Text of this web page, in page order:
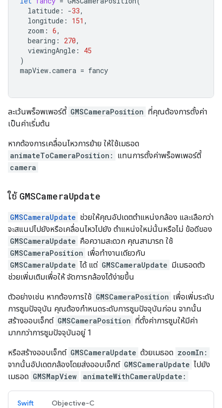
latitude : -33,
longitude : 151 ,
zoom : 6,
bearing : 270,
viewingAngle :
45
)
mapView.camera = fancy
ละเว้นพร็อพเพอร์ตี้ GMSCameraPosition ที่คุณต้องการตั้งค่า
เป็นค่าเริ่มต้น
หากต้องการเคลื่อนไหวการย้าย ให้ใช้เมธอด
animateToCameraPosition:
แทนการตั้งค่าพร็อพเพอร์ตี้
camera
ใช้ GMSCameraUpdate
GMSCameraUpdate ช่วยให้คุณอัปเดตตำแหน่งกล้อง และเลือกว่า
จะสแนปไปยังหรือเคลื่อนไหวไปยัง ตำแหน่งใหม่นั้นหรือไม่ ข้อดีของ
GMSCameraUpdate คือความสะดวก คุณสามารถ ใช้
GMSCameraPosition เพื่อทำงานเดียวกับ
GMSCameraUpdate ได้ แต่ GMSCameraUpdate มีเมธอดตัว
ช่วยเพิ่มเติมเพื่อให้ จัดการกล้องได้ง่ายขึ้น
ตัวอย่างเช่น หากต้องการใช้ GMSCameraPosition เพื่อเพิ่มระดับ
การซูมปัจจุบัน คุณต้องกำหนดระดับการซูมปัจจุบันก่อน จากนั้น
สร้างออบเจ็กต์ GMSCameraPosition ที่ตั้งค่าการซูมให้มีค่า
มากกว่าการซูมปัจจุบันอยู่ 1
หรือสร้างออบเจ็กต์ GMSCameraUpdate ด้วยเมธอด zoomIn:
จากนั้นอัปเดตกล้องโดยส่งออบเจ็กต์ GMSCameraUpdate ไปยัง
เมธอด GMSMapView animateWithCameraUpdate:
Swift Objective-C